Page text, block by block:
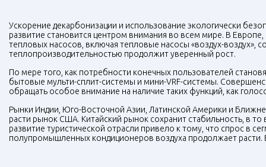
Ускорение декарбонизации и использование экологически
развитие становится центром внимания во всем мире. В
тепловых насосов, включая тепловые насосы «воздух-
теплопроизводительностью продолжит уверенный рост.
По мере того, как потребности конечных пользователей
бытовые мульти-сплит-системы и мини-VRF-системы.
обращать особое внимание на наличие таких функций, как
Рынки Индии, Юго-Восточной Азии, Латинской Америки и
расти рынок США. Китайский рынок сохранит стабильность, в
развитие туристической отрасли привело к тому, что спрос в
полупромышленных кондиционеров воздуха продолжает